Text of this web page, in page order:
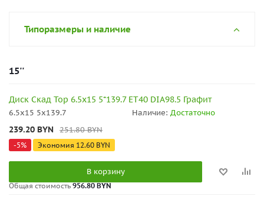
Типоразмеры и наличие
15''
Диск Скад Тор 6.5x15 5*139.7 ET40 DIA98.5 Графит
6.5x15 5x139.7 Наличие: Достаточно
239.20 BYN 251.80BYN
-5% Экономия 12.60 BYN
В корзину
Общая стоимость 956.80 BYN